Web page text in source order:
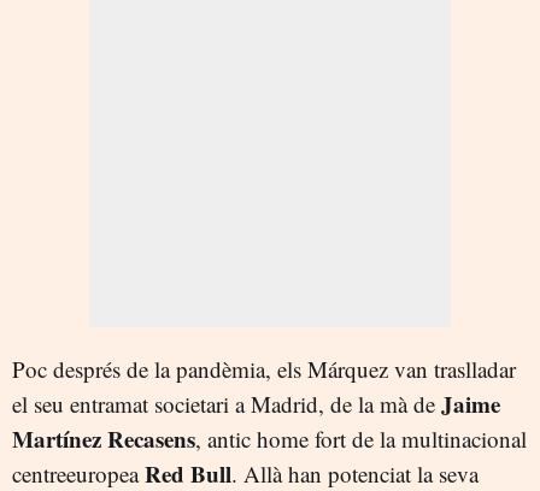
Poc després de la pandèmia, els Márquez van traslladar
el seu entramat societari a Madrid, de la mà de Jaime
Martínez Recasens, antic home fort de la multinacional
centreeuropeaRed Bull. Allà han potenciat la seva